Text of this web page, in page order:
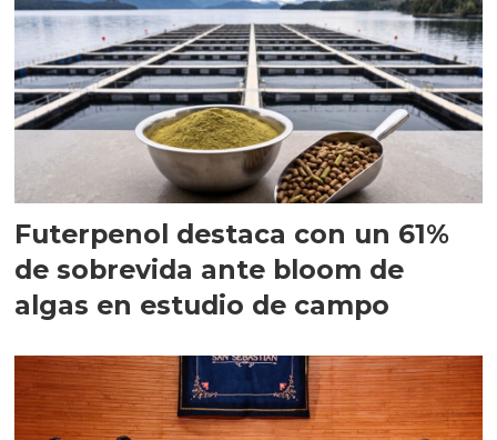
Futerpenol destaca con un 61%
de sobrevida ante bloom de
algas en estudio de campo